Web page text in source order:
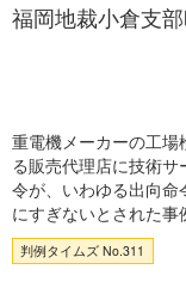
福岡地裁小倉支
重電機メーカーの工
る販売代理店に技術
令が、いわゆる出向命
にすぎないとされた事
判例タイムズ No.311